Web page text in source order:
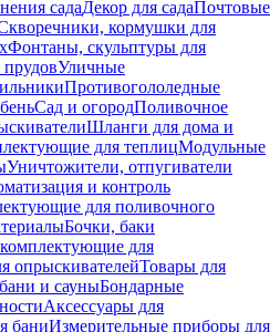
садаДекор для садаПочтовые
кормушки для
Фонтаны, скульптуры для
Уличные
Противогололедные
Сад и огородПоливочное
Шланги для дома и
для теплицМодульные
Уничтожители, отпугиватели
и контроль
для поливочного
Бочки, баки
для
опрыскивателейТовары для
и сауныБондарные
Аксессуары для
баниИзмерительные приборы для